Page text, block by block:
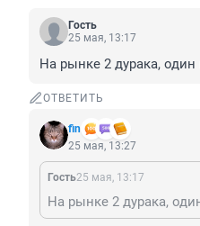
Гость
25 мая, 13:17
На рынке 2 дурака, один
ОТВЕТИТЬ
fin
25 мая, 13:27
Гость25 мая, 13:17